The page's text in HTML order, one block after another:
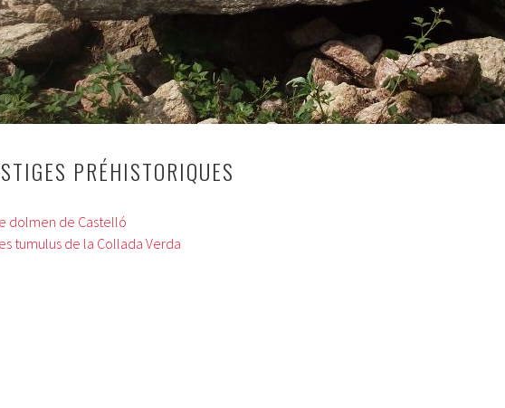
PRÉHISTORIQUES
dolmen de Castelló
tumulus de la Collada Verda